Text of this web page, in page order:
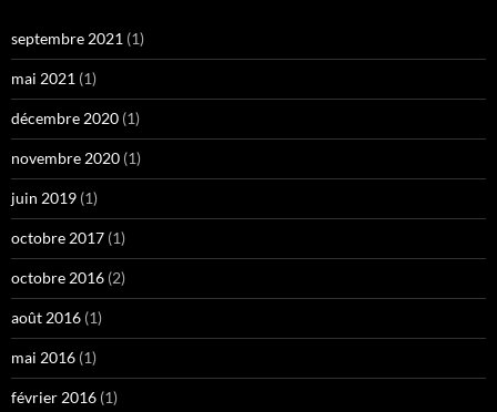
septembre 2021 (1)
mai 2021 (1)
décembre 2020 (1)
novembre 2020 (1)
juin 2019 (1)
octobre 2017 (1)
octobre 2016 (2)
août 2016 (1)
mai 2016 (1)
février 2016 (1)